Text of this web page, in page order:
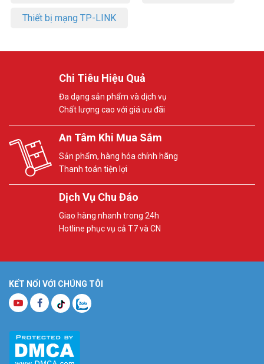
Thiết bị mạng TP-LINK
Chi Tiêu Hiệu Quả
Đa dạng sản phẩm và dịch vụ
Chất lượng cao với giá ưu đãi
An Tâm Khi Mua Sắm
Sản phẩm, hàng hóa chính hãng
Thanh toán tiện lợi
Dịch Vụ Chu Đáo
Giao hàng nhanh trong 24h
Hotline phục vụ cả T7 và CN
KẾT NỐI VỚI CHÚNG TÔI